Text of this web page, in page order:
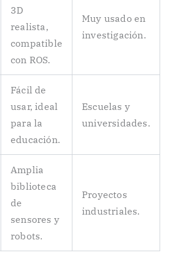
3D
realista,
compatible
con ROS.
Muy usado en
investigación.
Fácil de
usar, ideal
para la
educación.
Escuelas y
universidades.
Amplia
biblioteca
de
sensores y
robots.
Proyectos
industriales.